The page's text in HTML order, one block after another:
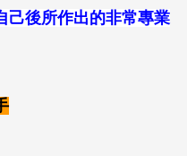
己後所作出的非常專業